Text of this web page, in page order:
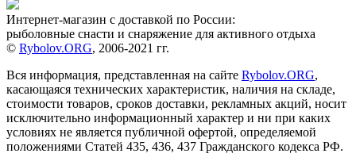
Интернет-магазин с доставкой по России:
рыболовные снасти и снаряжение для активного отдыха
© Rybolov.ORG, 2006-2021 гг.
Вся информация, представленная на сайте Rybolov.ORG,
касающаяся технических характеристик, наличия на складе,
стоимости товаров, сроков доставки, рекламных акций, носит
исключительно информационный характер и ни при каких
условиях не является публичной офертой, определяемой
положениями Статей 435, 436, 437 Гражданского кодекса РФ.